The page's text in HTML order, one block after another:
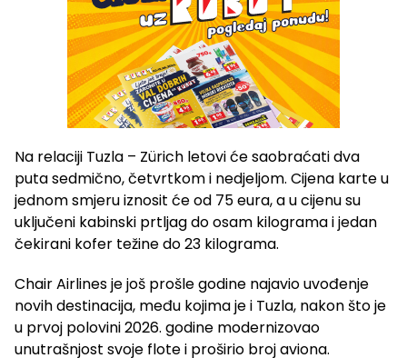
Na relaciji Tuzla – Zürich letovi će saobraćati dva
puta sedmično, četvrtkom i nedjeljom. Cijena karte u
jednom smjeru iznosit će od 75 eura, a u cijenu su
uključeni kabinski prtljag do osam kilograma i jedan
čekirani kofer težine do 23 kilograma.
Chair Airlines je još prošle godine najavio uvođenje
novih destinacija, među kojima je i Tuzla, nakon što je
u prvoj polovini 2026. godine modernizovao
unutrašnjost svoje flote i proširio broj aviona.